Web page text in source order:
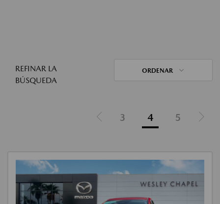
REFINAR LA
BÚSQUEDA
ORDENAR
3 4 5